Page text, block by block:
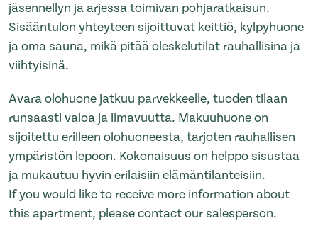
jäsennellyn ja arjessa toimivan pohjaratkaisun.
Sisääntulon yhteyteen sijoittuvat keittiö, kylpyhuone
ja oma sauna, mikä pitää oleskelutilat rauhallisina ja
viihtyisinä.
Avara olohuone jatkuu parvekkeelle, tuoden tilaan
runsaasti valoa ja ilmavuutta. Makuuhuone on
sijoitettu erilleen olohuoneesta, tarjoten rauhallisen
ympäristön lepoon. Kokonaisuus on helppo sisustaa
ja mukautuu hyvin erilaisiin elämäntilanteisiin.
If you would like to receive more information about
this apartment, please contact our salesperson.